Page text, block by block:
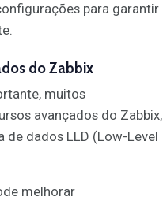
para garantir
do Zabbix
muitos
avançados do Zabbix,
de dados LLD (Low-Level
melhorar